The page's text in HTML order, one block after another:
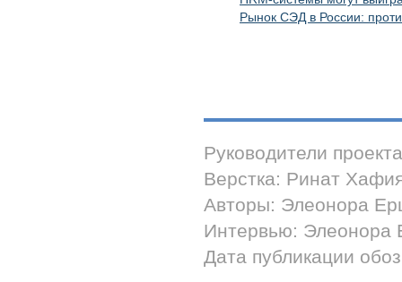
Рынок СЭД в России:
Руководители
Верстка: Ринат
Авторы: Элеонора
Интервью: Элеонора
Дата публикации